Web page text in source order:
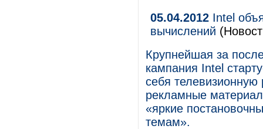
05.04.2012 Intel
вычислений
Крупнейшая за
кампания Intel
себя
рекламные
«яркие
темам».